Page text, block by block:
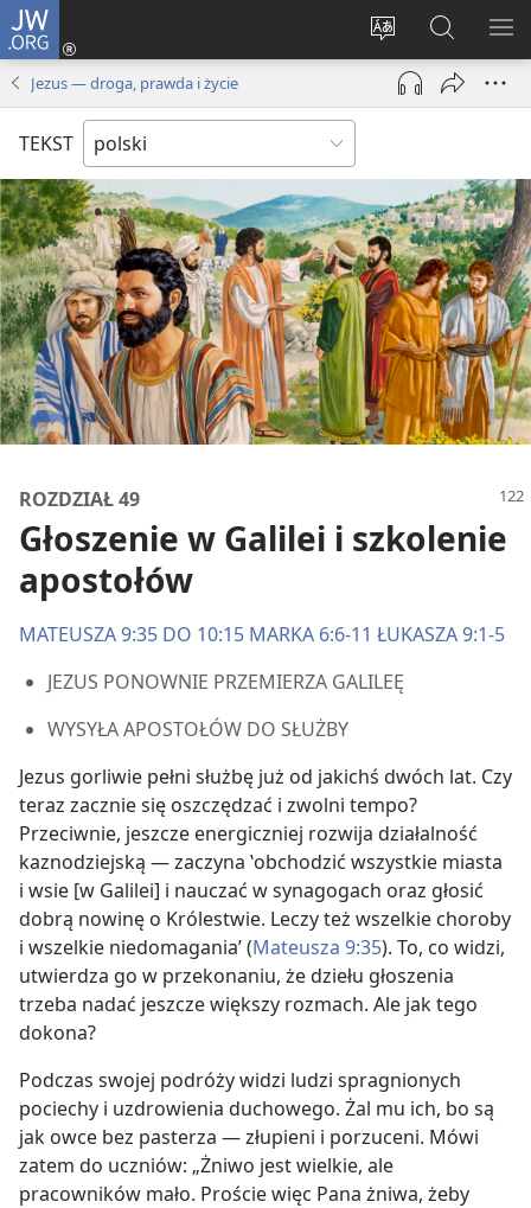
JW.ORG
Wybór
języka
Logowanie
(opens
window)
Szukaj
na
JW.ORG
Jezus — droga, prawda i życie
TEKST
ROZDZIAŁ 49
Głoszenie w Galilei i szkolenie
apostołów
MATEUSZA 9:35 DO 10:15 MARKA 6:6-11 ŁUKASZA 9:1-5
JEZUS PONOWNIE PRZEMIERZA GALILEĘ
WYSYŁA APOSTOŁÓW DO SŁUŻBY
Jezus gorliwie pełni służbę już od jakichś dwóch lat. Czy
teraz zacznie się oszczędzać i zwolni tempo?
Przeciwnie, jeszcze energiczniej rozwija działalność
kaznodziejską — zaczyna ‛obchodzić wszystkie miasta
i wsie [w Galilei] i nauczać w synagogach oraz głosić
dobrą nowinę o Królestwie. Leczy też wszelkie choroby
i wszelkie niedomagania’ (Mateusza 9:35). To, co widzi,
utwierdza go w przekonaniu, że dziełu głoszenia
trzeba nadać jeszcze większy rozmach. Ale jak tego
dokona?
Podczas swojej podróży widzi ludzi spragnionych
pociechy i uzdrowienia duchowego. Żal mu ich, bo są
jak owce bez pasterza — złupieni i porzuceni. Mówi
zatem do uczniów: „Żniwo jest wielkie, ale
pracowników mało. Proście więc Pana żniwa, żeby